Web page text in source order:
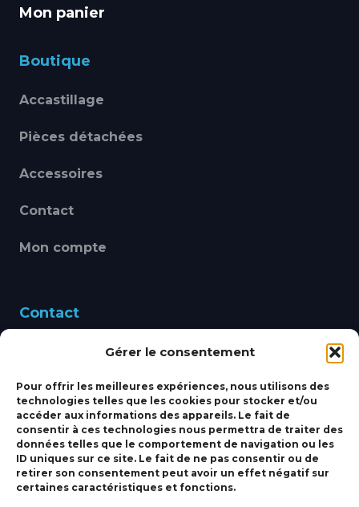
Gérer le consentement
Pour offrir les meilleures expériences, nous utilisons des
technologies telles que les cookies pour stocker et/ou
accéder aux informations des appareils. Le fait de
consentir à ces technologies nous permettra de traiter des
données telles que le comportement de navigation ou les
ID uniques sur ce site. Le fait de ne pas consentir ou de
retirer son consentement peut avoir un effet négatif sur
certaines caractéristiques et fonctions.
Mon panier
Boutique
Accastillage
Pièces détachées
Accessoires
Contact
Mon compte
Contact
460 Avenue Alain Le
bbsmarine@bbs-
marine.fr
Fixe:04 27 50 24 50
Mobile:06 69 44 48 83